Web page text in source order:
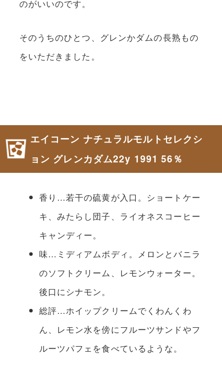
のがいいのです。
そのうちのひとつ、グレンかダムの長熟もの
をいただきました。
エイコーン ナチュラルモルトセレクシ
ョン グレンカダム22y 1991 56％
香り…若干の硫黄が入口。ショートケー
キ、みたらし団子、ライオネスコーヒー
キャンディー。
味…ミディアムボディ。メロンとバニラ
のソフトクリーム、レモンウォーター。
後口にシナモン。
総評…ホイップクリームでくわんくわ
ん、レモン水を傍にフルーツサンドやフ
ルーツパフェを食べているような。